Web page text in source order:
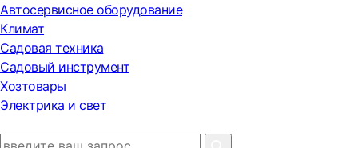
Автосервисное оборудование
Климат
Садовая техника
Садовый инструмент
Хозтовары
Электрика и свет